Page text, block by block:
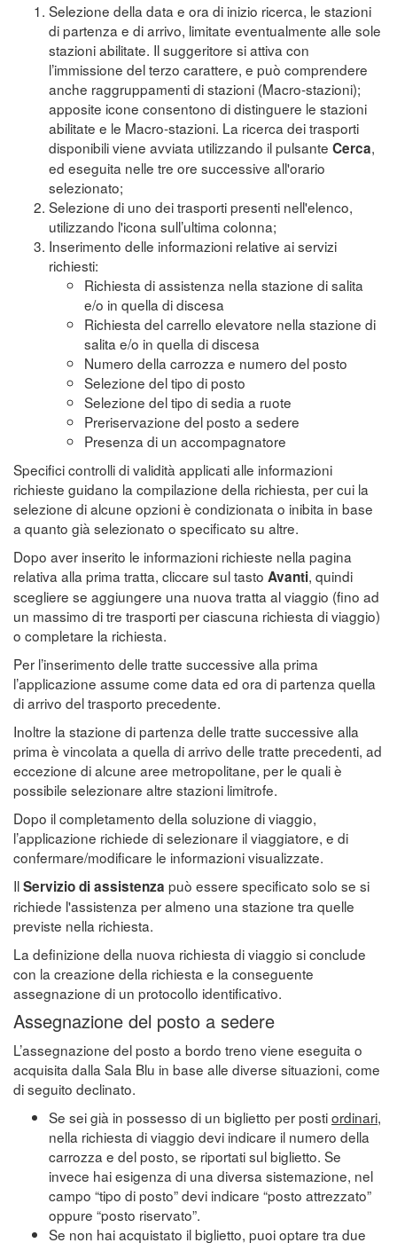
Selezione della data e ora di inizio ricerca, le stazioni
di partenza e di arrivo, limitate eventualmente alle sole
stazioni abilitate. Il suggeritore si attiva con
l’immissione del terzo carattere, e può comprendere
anche raggruppamenti di stazioni (Macro-stazioni);
apposite icone consentono di distinguere le stazioni
abilitate e le Macro-stazioni. La ricerca dei trasporti
disponibili viene avviata utilizzando il pulsante Cerca,
ed eseguita nelle tre ore successive all'orario
selezionato;
Selezione di uno dei trasporti presenti nell'elenco,
utilizzando l'icona sull’ultima colonna;
Inserimento delle informazioni relative ai servizi
richiesti:
Richiesta di assistenza nella stazione di salita
e/o in quella di discesa
Richiesta del carrello elevatore nella stazione di
salita e/o in quella di discesa
Numero della carrozza e numero del posto
Selezione del tipo di posto
Selezione del tipo di sedia a ruote
Preriservazione del posto a sedere
Presenza di un accompagnatore
Specifici controlli di validità applicati alle informazioni
richieste guidano la compilazione della richiesta, per cui la
selezione di alcune opzioni è condizionata o inibita in base
a quanto già selezionato o specificato su altre.
Dopo aver inserito le informazioni richieste nella pagina
relativa alla prima tratta, cliccare sul tasto Avanti, quindi
scegliere se aggiungere una nuova tratta al viaggio (fino ad
un massimo di tre trasporti per ciascuna richiesta di viaggio)
o completare la richiesta.
Per l’inserimento delle tratte successive alla prima
l’applicazione assume come data ed ora di partenza quella
di arrivo del trasporto precedente.
Inoltre la stazione di partenza delle tratte successive alla
prima è vincolata a quella di arrivo delle tratte precedenti, ad
eccezione di alcune aree metropolitane, per le quali è
possibile selezionare altre stazioni limitrofe.
Dopo il completamento della soluzione di viaggio,
l’applicazione richiede di selezionare il viaggiatore, e di
confermare/modificare le informazioni visualizzate.
IlServizio di assistenza può essere specificato solo se si
richiede l'assistenza per almeno una stazione tra quelle
previste nella richiesta.
La definizione della nuova richiesta di viaggio si conclude
con la creazione della richiesta e la conseguente
assegnazione di un protocollo identificativo.
Assegnazione del posto a sedere
L’assegnazione del posto a bordo treno viene eseguita o
acquisita dalla Sala Blu in base alle diverse situazioni, come
di seguito declinato.
Se sei già in possesso di un biglietto per postiordinari,
nella richiesta di viaggio devi indicare il numero della
carrozza e del posto, se riportati sul biglietto. Se
invece hai esigenza di una diversa sistemazione, nel
campo “tipo di posto” devi indicare “posto attrezzato”
oppure “posto riservato”.
Se non hai acquistato il biglietto, puoi optare tra due